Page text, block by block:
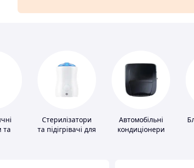
та
Стерилізатори
та підігрівачі для
Автомобільні
кондиціонери